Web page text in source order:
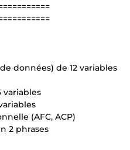
données) de 12 variables
variables
(AFC, ACP)
2 phrases